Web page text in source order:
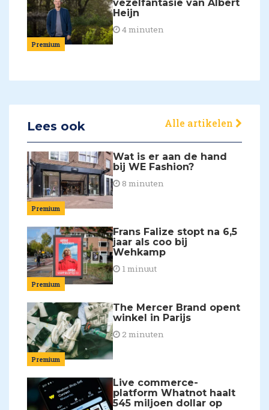
Premium
vezelfantasie van Albert
Heijn
4 minuten
Lees ook Alle artikelen
Premium
Wat is er aan de hand
bij WE Fashion?
8 minuten
Premium
Frans Falize stopt na 6,5
jaar als coo bij
Wehkamp
1 minuut
Premium
The Mercer Brand opent
winkel in Parijs
2 minuten
Live commerce-
platform Whatnot haalt
545 miljoen dollar op